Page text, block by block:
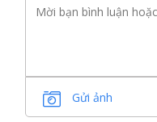
Gửi ảnh